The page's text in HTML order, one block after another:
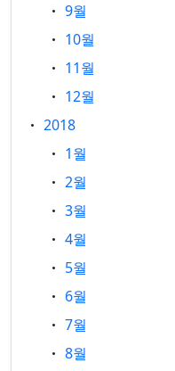
9월
10월
11월
12월
2018
1월
2월
3월
4월
5월
6월
7월
8월